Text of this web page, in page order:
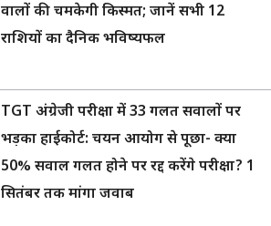
वालों की चमकेगी किस्मत; जानें सभी 12
राशियों का दैनिक भविष्यफल
TGT अंग्रेजी परीक्षा में 33 गलत सवालों पर
भड़का हाईकोर्ट: चयन आयोग से पूछा- क्या
50% सवाल गलत होने पर रद्द करेंगे परीक्षा? 1
सितंबर तक मांगा जवाब